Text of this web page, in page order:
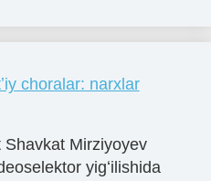
choralar: narxlar
Mirziyoyev
yigʻilishida